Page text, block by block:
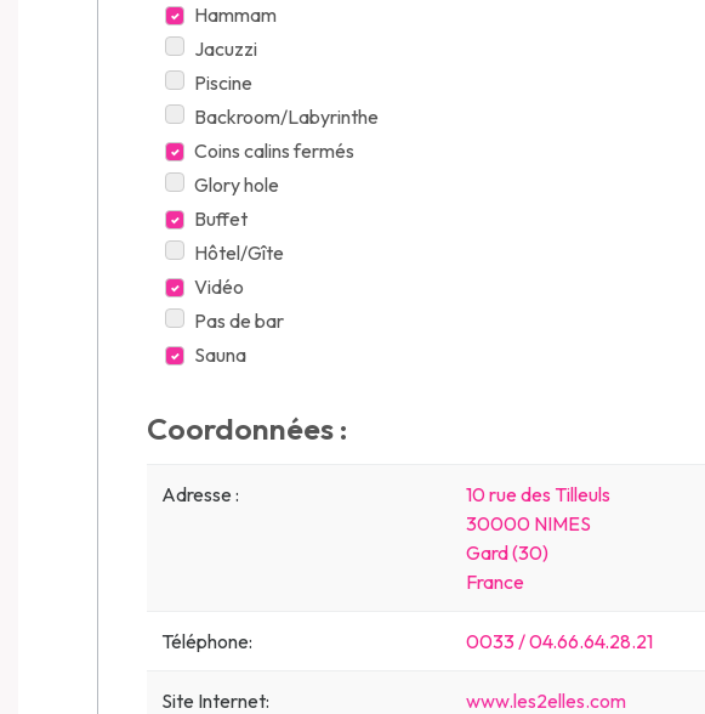
Hammam
Jacuzzi
Piscine
Backroom/Labyrinthe
Coins calins fermés
Glory hole
Buffet
Hôtel/Gîte
Vidéo
Pas de bar
Sauna
Coordonnées :
Adresse :
10 rue des Tilleuls
30000 NIMES
Gard (30)
France
Téléphone: 0033 / 04.66.64.28.21
Site Internet: www.les2elles.com